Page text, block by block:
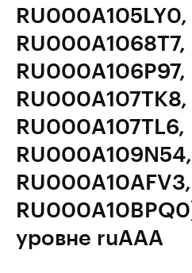
RU000A105LY0,
RU000A1068T7,
RU000A106P97,
RU000A107TK8,
RU000A107TL6,
RU000A109N54,
RU000A10AFV3,
уровне ruAAA